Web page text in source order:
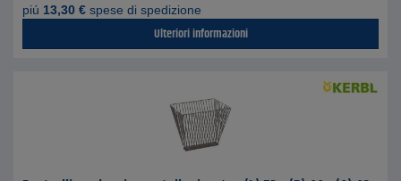
piú 13,30 € spese di spedizione
Ulteriori informazioni